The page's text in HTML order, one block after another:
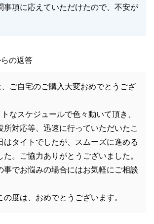
事項に応えていただけたので、不安が
の返答
ご自宅のご購入大変おめでとうござ
なスケジュールで色々動いて頂き、
所対応等、迅速に行っていただいたこ
はタイトでしたが、スムーズに進める
た。ご協力ありがとうございました。
事でお悩みの場合にはお気軽にご相談
の度は、おめでとうございます。